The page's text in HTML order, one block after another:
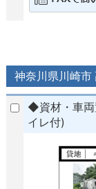
神奈川県川崎市
◆資材・車両
イレ付)